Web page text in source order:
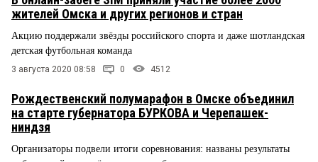
жителей Омска и других регионов и стран
Акцию поддержали звёзды российского спорта и даже шотландская
детская футбольная команда
3 августа 2020 08:58 0 4512
Рождественский полумарафон в Омске объединил
на старте губернатора БУРКОВА и Черепашек-
ниндзя
Организаторы подвели итоги соревнования: названы результаты